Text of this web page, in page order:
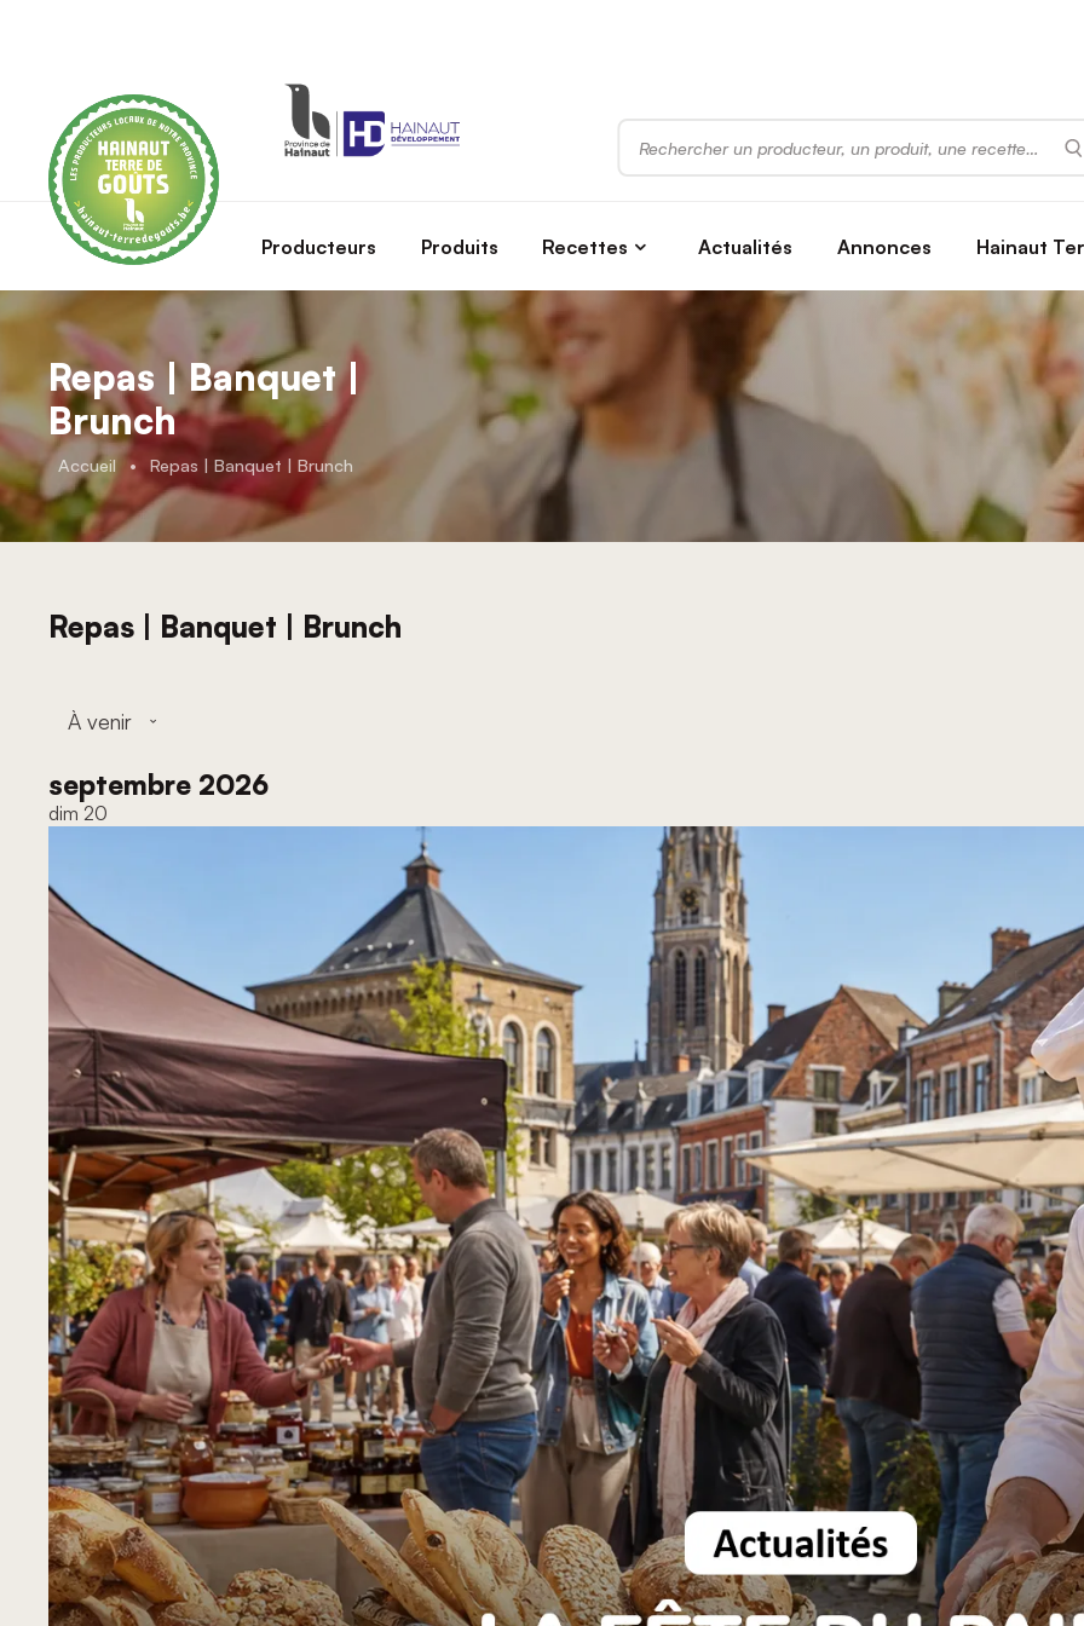
Rechercher
Producteurs Produits Recettes Actualités Annonces Hainaut
Repas | Banquet |
Brunch
Accueil • Repas | Banquet | Brunch
Repas | Banquet | Brunch
À venir
une
date.
septembre 2026
dim20